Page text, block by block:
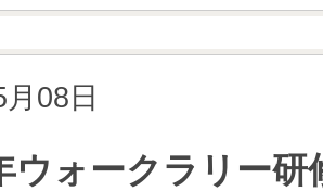
08日
ウォークラリー研